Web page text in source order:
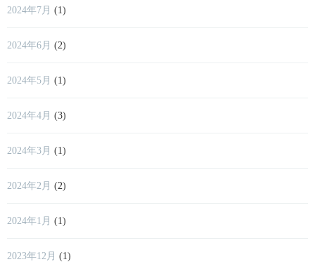
2024年7月 (1)
2024年6月 (2)
2024年5月 (1)
2024年4月 (3)
2024年3月 (1)
2024年2月 (2)
2024年1月 (1)
2023年12月 (1)